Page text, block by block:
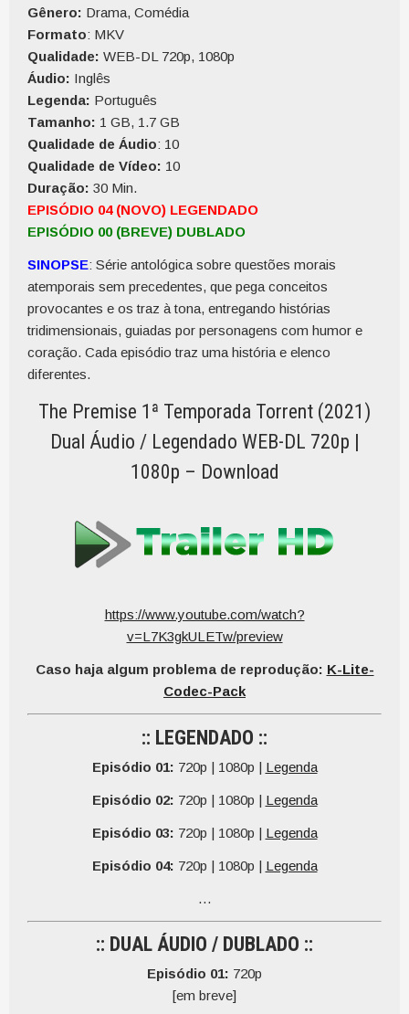
Gênero: Drama, Comédia
Formato: MKV
Qualidade: WEB-DL 720p, 1080p
Áudio: Inglês
Legenda: Português
Tamanho: 1 GB, 1.7 GB
Qualidade de Áudio: 10
Qualidade de Vídeo: 10
Duração: 30 Min.
EPISÓDIO 04 (NOVO) LEGENDADO
EPISÓDIO 00 (BREVE) DUBLADO
SINOPSE: Série antológica sobre questões morais
atemporais sem precedentes, que pega conceitos
provocantes e os traz à tona, entregando histórias
tridimensionais, guiadas por personagens com humor e
coração. Cada episódio traz uma história e elenco
diferentes.
The Premise 1ª Temporada Torrent (2021)
Dual Áudio / Legendado WEB-DL 720p |
1080p – Download
https://www.youtube.com/watch?
v=L7K3gkULETw/preview
Caso haja algum problema de reprodução: K-Lite-
Codec-Pack
:: LEGENDADO ::
Episódio 01: 720p | 1080p | Legenda
Episódio 02: 720p | 1080p | Legenda
Episódio 03: 720p | 1080p | Legenda
Episódio 04: 720p | 1080p | Legenda
…
:: DUAL ÁUDIO / DUBLADO ::
Episódio 01: 720p
[em breve]